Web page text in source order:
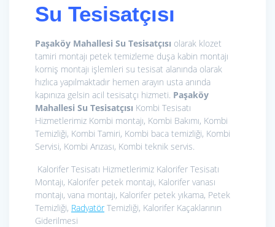
Su Tesisatçısı
Paşaköy Mahallesi Su Tesisatçısı olarak klozet
tamiri montajı petek temizleme duşa kabin montajı
korniş montajı işlemleri su tesisat alanında olarak
hızlıca yapılmaktadır hemen arayın usta anında
kapınıza gelsin acil tesisatçı hizmeti. Paşaköy
Mahallesi Su Tesisatçısı Kombi Tesisatı
Hizmetlerimiz Kombi montajı, Kombi Bakımı, Kombi
Temizliği, Kombi Tamiri, Kombi baca temizliği, Kombi
Servisi, Kombi Arızası, Kombi teknik servis.
Kalorifer Tesisatı Hizmetlerimiz Kalorifer Tesisatı
Montajı, Kalorifer petek montajı, Kalorifer vanası
montajı, vana montajı, Kalorifer petek yıkama, Petek
Temizliği, Radyatör Temizliği, Kalorifer Kaçaklarının
Giderilmesi